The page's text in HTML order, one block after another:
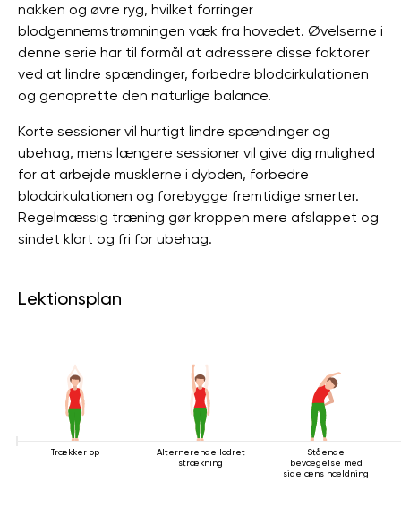
nakken og øvre ryg, hvilket forringer
blodgennemstrømningen væk fra hovedet. Øvelserne i
denne serie har til formål at adressere disse faktorer
ved at lindre spændinger, forbedre blodcirkulationen
og genoprette den naturlige balance.
Korte sessioner vil hurtigt lindre spændinger og
ubehag, mens længere sessioner vil give dig mulighed
for at arbejde musklerne i dybden, forbedre
blodcirkulationen og forebygge fremtidige smerter.
Regelmæssig træning gør kroppen mere afslappet og
sindet klart og fri for ubehag.
Lektionsplan
Trækker op
Alternerende lodret
strækning
Stående
bevægelse med
sidelæns hældning